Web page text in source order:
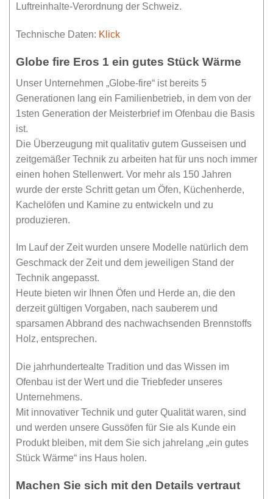
Luftreinhalte-Verordnung der Schweiz.
Technische Daten: Klick
Globe fire Eros 1 ein gutes Stück Wärme
Unser Unternehmen „Globe-fire“ ist bereits 5
Generationen lang ein Familienbetrieb, in dem von der
1sten Generation der Meisterbrief im Ofenbau die Basis
ist.
Die Überzeugung mit qualitativ gutem Gusseisen und
zeitgemäßer Technik zu arbeiten hat für uns noch immer
einen hohen Stellenwert. Vor mehr als 150 Jahren
wurde der erste Schritt getan um Öfen, Küchenherde,
Kachelöfen und Kamine zu entwickeln und zu
produzieren.
Im Lauf der Zeit wurden unsere Modelle natürlich dem
Geschmack der Zeit und dem jeweiligen Stand der
Technik angepasst.
Heute bieten wir Ihnen Öfen und Herde an, die den
derzeit gültigen Vorgaben, nach sauberem und
sparsamen Abbrand des nachwachsenden Brennstoffs
Holz, entsprechen.
Die jahrhundertealte Tradition und das Wissen im
Ofenbau ist der Wert und die Triebfeder unseres
Unternehmens.
Mit innovativer Technik und guter Qualität waren, sind
und werden unsere Gussöfen für Sie als Kunde ein
Produkt bleiben, mit dem Sie sich jahrelang „ein gutes
Stück Wärme“ ins Haus holen.
Machen Sie sich mit den Details vertraut